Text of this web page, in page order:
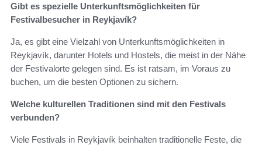
Gibt es spezielle Unterkunftsmöglichkeiten für
Festivalbesucher in Reykjavík?
Ja, es gibt eine Vielzahl von Unterkunftsmöglichkeiten in
Reykjavík, darunter Hotels und Hostels, die meist in der Nähe
der Festivalorte gelegen sind. Es ist ratsam, im Voraus zu
buchen, um die besten Optionen zu sichern.
Welche kulturellen Traditionen sind mit den Festivals
verbunden?
Viele Festivals in Reykjavík beinhalten traditionelle Feste, die